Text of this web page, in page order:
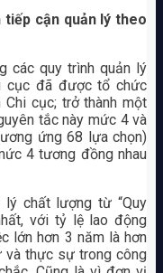
tiếp cận quản lý theo
các quy trình quản lý
cục đã được tổ chức
cục; trở thành một
tắc này mức 4 và
ứng 68 lựa chọn)
4 tương đồng nhau
chất lượng từ “Quy
với tỷ lệ lao động
lớn hơn 3 năm là hơn
và thực sự trong công